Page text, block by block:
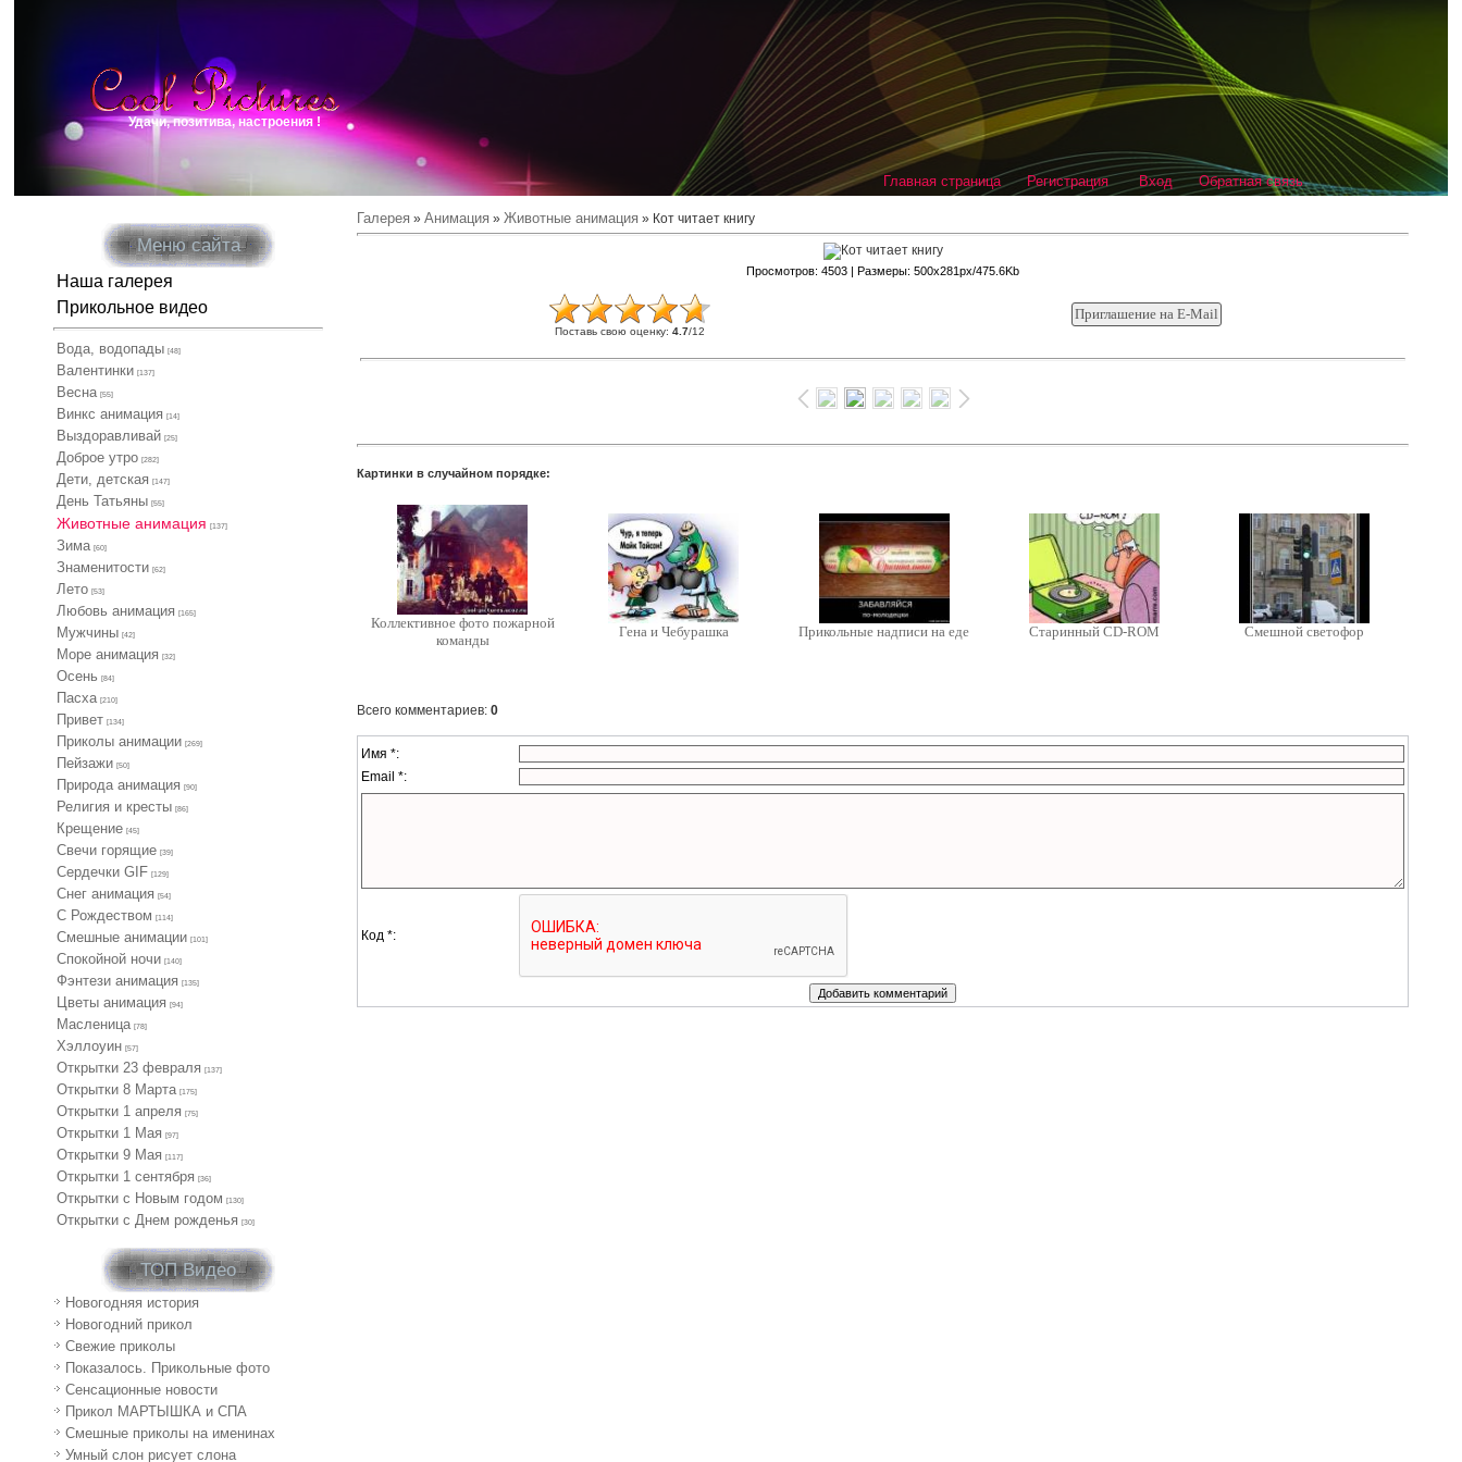
Удачи, позитива, настроения !
Главная страница Регистрация Вход Обратная связь
Меню сайта
Наша галерея
Прикольное видео
Вода, водопады [48]
Валентинки [137]
Весна [55]
Винкс анимация [14]
Выздоравливай [25]
Доброе утро [282]
Дети, детская [147]
День Татьяны [55]
Животные анимация [137]
Зима [60]
Знаменитости [62]
Лето [53]
Любовь анимация [165]
Мужчины [42]
Море анимация [32]
Осень [84]
Пасха [210]
Привет [134]
Приколы анимации [269]
Пейзажи [50]
Природа анимация [90]
Религия и кресты [86]
Крещение [45]
Свечи горящие [39]
Сердечки GIF [129]
Снег анимация [54]
С Рождеством [114]
Смешные анимации [101]
Спокойной ночи [140]
Фэнтези анимация [135]
Цветы анимация [94]
Масленица [78]
Хэллоуин [57]
Открытки 23 февраля [137]
Открытки 8 Марта [175]
Открытки 1 апреля [75]
Открытки 1 Мая [97]
Открытки 9 Мая [117]
Открытки 1 сентября [36]
Открытки с Новым годом [130]
Открытки с Днем рожденья [30]
ТОП Видео
Новогодняя история
Новогодний прикол
Свежие приколы
Показалось. Прикольные фото
Сенсационные новости
Прикол МАРТЫШКА и СПА
Смешные приколы на именинах
Умный слон рисует слона
Галерея »Анимация »Животные анимация » Кот читает книгу
Просмотров: 4503 |Размеры: 500x281px/475.6Kb
Поставь свою оценку:4.7/12
Картинки в случайном порядке:
Коллективное фото пожарной
команды
Гена и Чебурашка Прикольные надписи на еде Старинный CD-ROM Смешной светофор
Всего комментариев:0
Имя *:
Email *:
Код *: